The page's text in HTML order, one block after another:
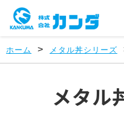
ホーム > メタル丼シリーズ
メタル